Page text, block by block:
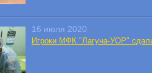
16 июля 2020
Игроки МФК "Лагуна-УОР"